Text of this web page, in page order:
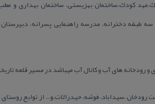
كودك،ساختمان بهزیستی، ساختمان بهداری و
طبقه دخترانه، مدرسه راهنمایی پسرانه،
و رودخانه های آب و كانال آب میباشد در مسیر قلعه
رودخان ،سیداباد، فوشه، حیدرالات،و… از توابع